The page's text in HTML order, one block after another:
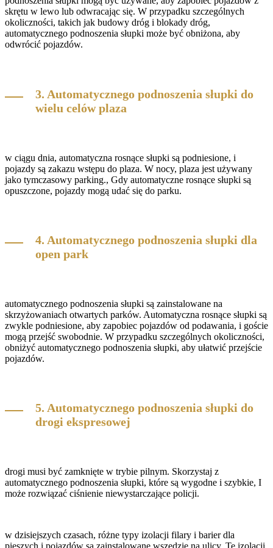
skrętu w lewo lub odwracając się. W przypadku szczególnych
okoliczności, takich jak budowy dróg i blokady dróg,
automatycznego podnoszenia słupki może być obniżona, aby
odwrócić pojazdów.
3. Automatycznego podnoszenia słupki do
wielu celów plaza
w ciągu dnia, automatyczna rosnące słupki są podniesione, i
pojazdy są zakazu wstępu do plaza. W nocy, plaza jest używany
jako tymczasowy parking., Gdy automatyczne rosnące słupki są
opuszczone, pojazdy mogą udać się do parku.
4. Automatycznego podnoszenia słupki dla
open park
automatycznego podnoszenia słupki są zainstalowane na
skrzyżowaniach otwartych parków. Automatyczna rosnące słupki są
zwykle podniesione, aby zapobiec pojazdów od podawania, i goście
mogą przejść swobodnie. W przypadku szczególnych okoliczności,
obniżyć automatycznego podnoszenia słupki, aby ułatwić przejście
pojazdów.
5. Automatycznego podnoszenia słupki do
drogi ekspresowej
drogi musi być zamknięte w trybie pilnym. Skorzystaj z
automatycznego podnoszenia słupki, które są wygodne i szybkie, I
może rozwiązać ciśnienie niewystarczające policji.
w dzisiejszych czasach, różne typy izolacji filary i barier dla
pieszych i pojazdów są zainstalowane wszędzie na ulicy. Te izolacji